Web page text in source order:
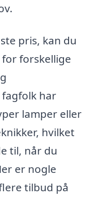
pris, kan du
forskellige
har
lamper eller
hvilket
til, når du
er nogle
tilbud på